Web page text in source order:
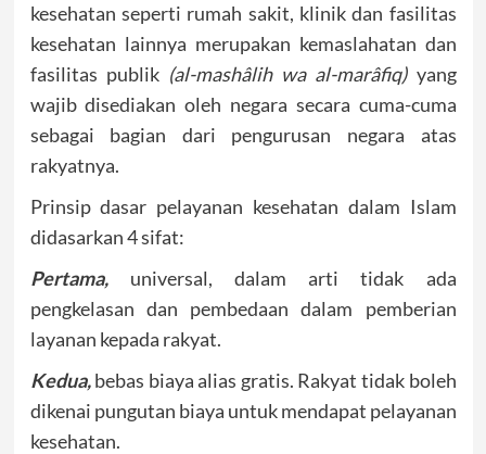
kesehatan seperti rumah sakit, klinik dan fasilitas
kesehatan lainnya merupakan kemaslahatan dan
fasilitas publik (al-mashâlih wa al-marâfiq)yang
wajib disediakan oleh negara secara cuma-cuma
sebagai bagian dari pengurusan negara atas
rakyatnya.
Prinsip dasar pelayanan kesehatan dalam Islam
didasarkan 4 sifat:
Pertama,universal, dalam arti tidak ada
pengkelasan dan pembedaan dalam pemberian
layanan kepada rakyat.
Kedua,bebas biaya alias gratis. Rakyat tidak boleh
dikenai pungutan biaya untuk mendapat pelayanan
kesehatan.